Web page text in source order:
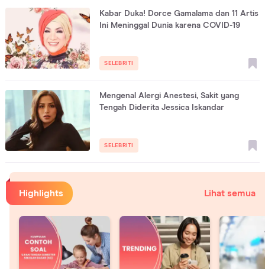
Kabar Duka! Dorce Gamalama dan 11 Artis
Ini Meninggal Dunia karena COVID-19
SELEBRITI
Mengenal Alergi Anestesi, Sakit yang
Tengah Diderita Jessica Iskandar
SELEBRITI
Highlights Lihat semua